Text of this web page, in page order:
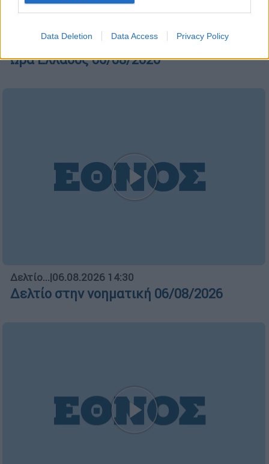
Data Deletion Data Access Privacy Policy
Ώρα Ελλάδος...|06.08.2026 10:06
Ώρα Ελλάδος 06/08/2026
Δελτίο...|06.08.2026 14:30
Δελτίο στην νοηματική 06/08/2026